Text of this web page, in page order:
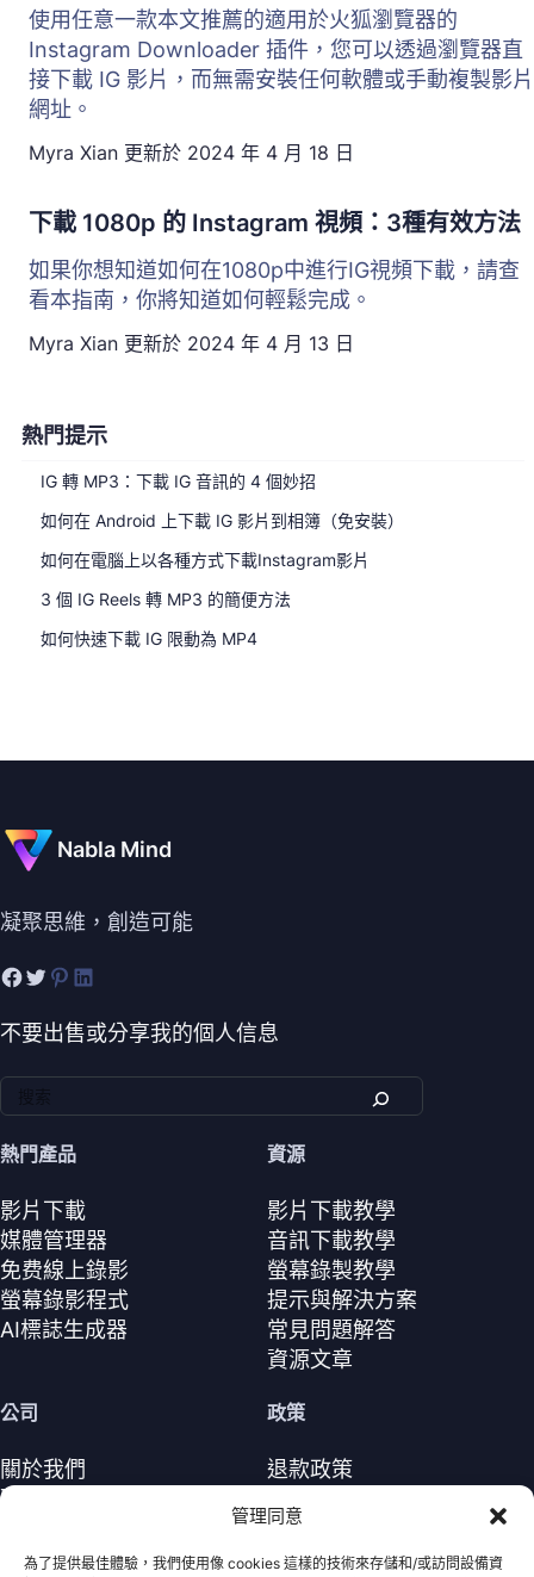
管理同意
為了提供最佳體驗，我們使用像 cookies 這樣的技術來存儲和/或訪問設備資
熱門提示
IG 轉 MP3：下載 IG 音訊的 4 個妙招
如何在 Android 上下載 IG 影片到相簿（免安裝）
如何在電腦上以各種方式下載Instagram影片
3 個 IG Reels 轉 MP3 的簡便方法
如何快速下載 IG 限動為 MP4
使用任意一款本文推薦的適用於火狐瀏覽器的
Instagram Downloader 插件，您可以透過瀏覽器直
接下載 IG 影片，而無需安裝任何軟體或手動複製影片
網址。
Myra Xian 更新於 2024 年 4 月 18 日
下載 1080p 的 Instagram 視頻：3種有效方法
如果你想知道如何在1080p中進行IG視頻下載，請查
看本指南，你將知道如何輕鬆完成。
Myra Xian 更新於 2024 年 4 月 13 日
Nabla Mind
凝聚思維，創造可能
不要出售或分享我的個人信息
熱門產品
影片下載
媒體管理器
免费線上錄影
螢幕錄影程式
AI標誌生成器
資源
影片下載教學
音訊下載教學
螢幕錄製教學
提示與解決方案
常見問題解答
資源文章
公司
關於我們
聯繫我們
政策
退款政策
授權協議（EN）
條款與條件